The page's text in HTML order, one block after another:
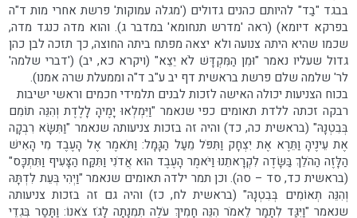
בבגד "בַד" להיותם כהנים גדולים ('מגלה עמוקות' פרשת אחרי מות ד"ה
בפרקא דיומא) (ראה 'מדרש תנחומא' במדבר ג). והוא מדה כנגד מדה,
שכמו שהיא היתה צנועה ולא יצאה מפתח ביתה החוצה, כך תזכה לבן כהן
גדול שעליו נאמר "וּמִן הַמִּקְדָּשׁ לֹא יֵצֵא" (ויקרא כא, יב) ('דברי שלמה'
לר' שלמה שלם פרשת בראשית דף יב ע"ב ד"ה וממעלת שרה אמנו).
בכוח הצניעות יכולה האישה לזכות לבנים תלמידי חכמים וראשי ישיבות
רבקה זכתה ללדת תאומים כפי שנאמר "וַיִּמְלְאוּ יָמֶיהָ לָלֶדֶת וְהִנֵּה תוֹמִם
בְּבִטְנָהּ" (בראשית כה, כד) והיה זה בזכות צניעותה שנאמר "וַתִּשָּׂא רִבְקָה
אֶת עֵינֶיהָ וַתֵּרֶא אֶת יִצְחָק וַתִּפֹּל מֵעַל הַגָּמָל: וַתֹּאמֶר אֶל הָעֶבֶד מִי הָאִישׁ
הַלָּזֶה הַהֹלֵךְ בַּשָּׂדֶה לִקְרָאתֵנוּ וַיֹּאמֶר הָעֶבֶד הוּא אֲדֹנִי וַתִּקַּח הַצָּעִיף וַתִּתְכָּס"
(בראשית כד, סד – סה). וכן תמר ילדה תאומים שנאמר "וַיְהִי בְּעֵת לִדְתָּהּ
וְהִנֵּה תְאוֹמִים בְּבִטְנָהּ" (בראשית לח, כז) והיה גם זה בזכות צניעותה
שנאמר "וַיֻּגַּד לְתָמָר לֵאמֹר הִנֵּה חָמִיךְ עֹלֶה תִמְנָתָה לָגֹז צֹאנוֹ: וַתָּסַר בִּגְדֵי